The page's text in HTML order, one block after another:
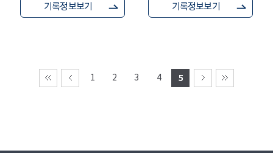
기록정보보기 기록정보보기
1 2 3 4 5